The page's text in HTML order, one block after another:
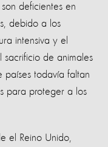
deficientes en
debido a los
intensiva y el
sacrificio de animales
países todavía faltan
para proteger a los
el Reino Unido,